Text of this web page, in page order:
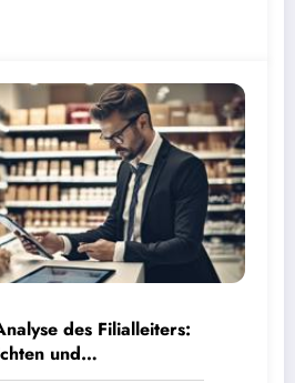
des Filialleiters:
und